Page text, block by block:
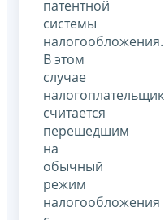
патентной
системы
налогообложения.
В этом
случае
налогоплательщик
считается
перешедшим
на
обычный
режим
налогообложения